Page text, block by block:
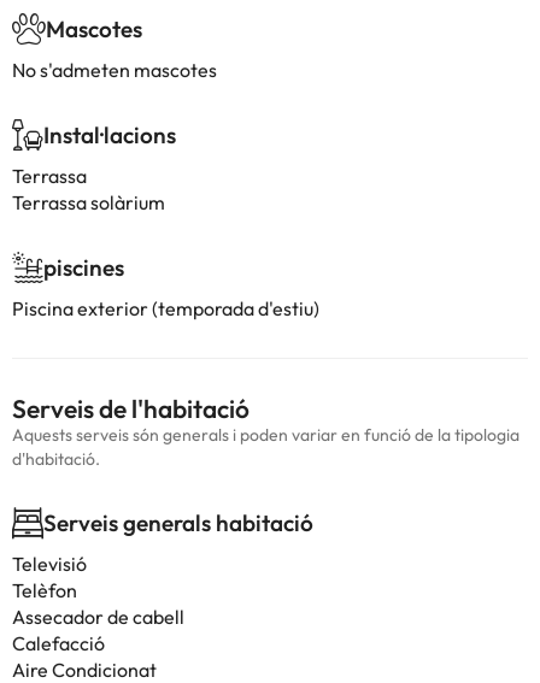
Mascotes
No s'admeten mascotes
Instal·lacions
Terrassa
Terrassa solàrium
piscines
Piscina exterior (temporada d'estiu)
Serveis de l'habitació
Aquests serveis són generals i poden variar en funció de la tipologia
d'habitació.
Serveis generals habitació
Televisió
Telèfon
Assecador de cabell
Calefacció
Aire Condicionat